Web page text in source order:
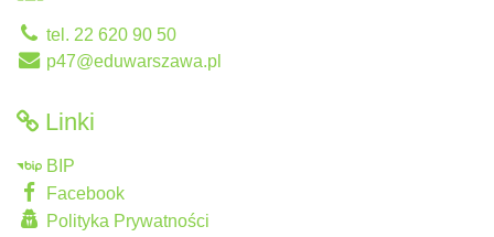
tel. 22 620 90 50
p47@eduwarszawa.pl
Linki
BIP
Facebook
Polityka Prywatności